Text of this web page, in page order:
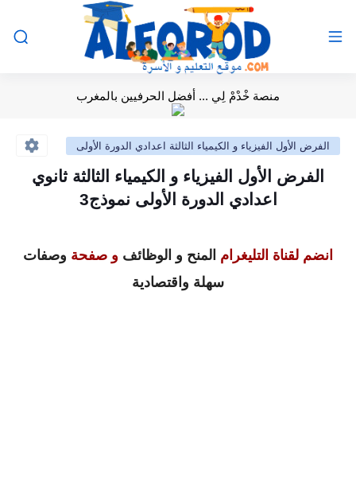
منصة خْدْمْ لِي ... أفضل الحرفيين بالمغرب
الفرض الأول الفيزياء و الكيمياء الثالثة اعدادي الدورة الأولى
الفرض الأول الفيزياء و الكيمياء الثالثة ثانوي
اعدادي الدورة الأولى نموذج3
انضم لقناة التليغرام المنح و الوظائف و صفحة وصفات
سهلة واقتصادية